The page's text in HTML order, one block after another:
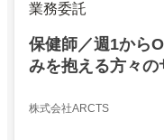
業務委託
保健師／週1から
みを抱える方々の
株式会社ARCTS